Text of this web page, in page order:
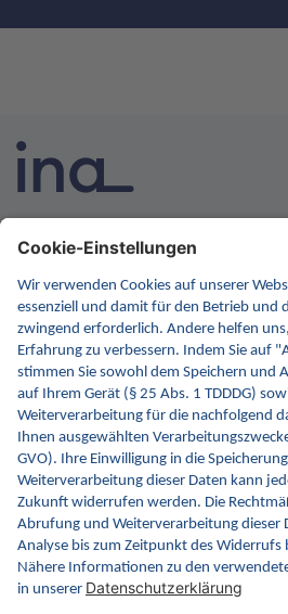
INA ist die nationale
Gesundheitswesen werden. Dafür
kontinuierlich die Inhalte und
Kontakt
Kontaktformular
gematik GmbH
Rosenthaler Str. 30
10178 Berlin